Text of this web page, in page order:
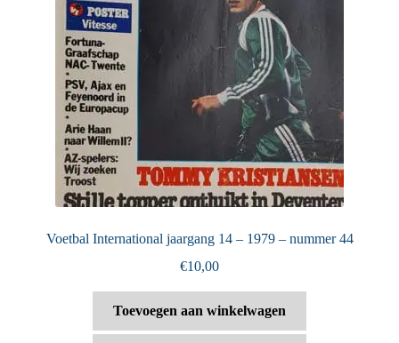
Contact
Voetbal International jaargang 14 – 1979 – nummer 44
€10,00
Toevoegen aan winkelwagen